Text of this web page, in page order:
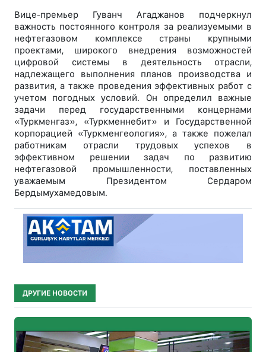
Вице-премьер Гуванч Агаджанов подчеркнул
важность постоянного контроля за реализуемыми в
нефтегазовом комплексе страны крупными
проектами, широкого внедрения возможностей
цифровой системы в деятельность отрасли,
надлежащего выполнения планов производства и
развития, а также проведения эффективных работ с
учетом погодных условий. Он определил важные
задачи перед государственными концернами
«Туркменгаз», «Туркменнебит» и Государственной
корпорацией «Туркменгеология», а также пожелал
работникам отрасли трудовых успехов в
эффективном решении задач по развитию
нефтегазовой промышленности, поставленных
уважаемым Президентом Сердаром
Бердымухамедовым.
ДРУГИЕ НОВОСТИ